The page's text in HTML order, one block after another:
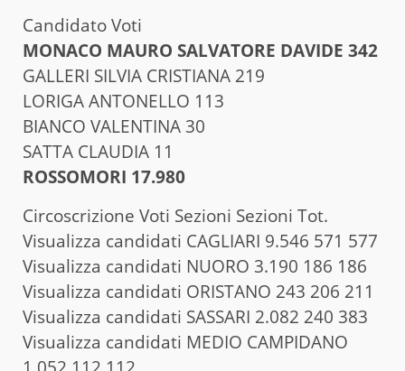
Candidato Voti
MONACO MAURO SALVATORE DAVIDE 342
GALLERI SILVIA CRISTIANA 219
LORIGA ANTONELLO 113
BIANCO VALENTINA 30
SATTA CLAUDIA 11
ROSSOMORI 17.980
Circoscrizione Voti Sezioni Sezioni Tot.
Visualizza candidati CAGLIARI 9.546 571 577
Visualizza candidati NUORO 3.190 186 186
Visualizza candidati ORISTANO 243 206 211
Visualizza candidati SASSARI 2.082 240 383
Visualizza candidati MEDIO CAMPIDANO